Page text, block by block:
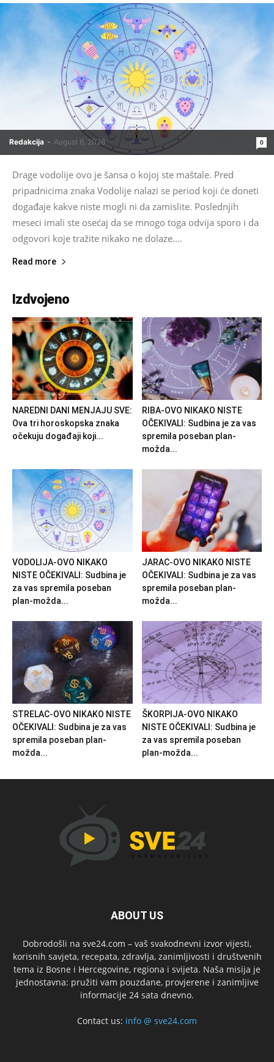
Redakcija - August 6, 2026 0
Drage vodolije ovo je šansa o kojoj ste maštale. Pred
pripadnicima znaka Vodolije nalazi se period koji će doneti
događaje kakve niste mogli ni da zamislite. Poslednjih
meseci imali ste osećaj da se mnogo toga odvija sporo i da
odgovori koje tražite nikako ne dolaze....
Read more
Izdvojeno
NAREDNI DANI MENJAJU SVE:
Ova tri horoskopska znaka
očekuju događaji koji...
RIBA-OVO NIKAKO NISTE
OČEKIVALI: Sudbina je za vas
spremila poseban plan-
možda...
VODOLIJA-OVO NIKAKO
NISTE OČEKIVALI: Sudbina je
za vas spremila poseban
plan-možda...
JARAC-OVO NIKAKO NISTE
OČEKIVALI: Sudbina je za vas
spremila poseban plan-
možda...
STRELAC-OVO NIKAKO NISTE
OČEKIVALI: Sudbina je za vas
spremila poseban plan-
možda...
ŠKORPIJA-OVO NIKAKO
NISTE OČEKIVALI: Sudbina je
za vas spremila poseban
plan-možda...
ABOUT US
Dobrodošli na sve24.com – vaš svakodnevni izvor vijesti,
korisnih savjeta, recepata, zdravlja, zanimljivosti i društvenih
tema iz Bosne i Hercegovine, regiona i svijeta. Naša misija je
jednostavna: pružiti vam pouzdane, provjerene i zanimljive
informacije 24 sata dnevno.
Contact us: info @ sve24.com